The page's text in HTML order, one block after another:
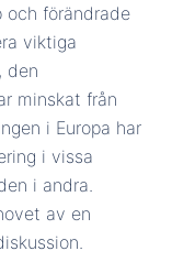
och förändrade
viktiga
den
minskat från
i Europa har
i vissa
i andra.
av en